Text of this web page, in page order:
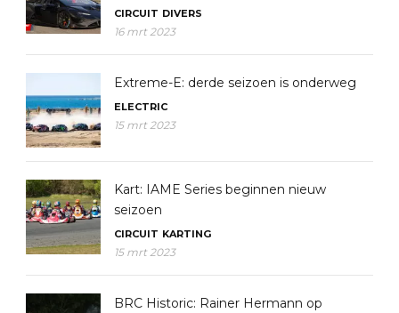
CIRCUIT DIVERS
16 mrt 2023
Extreme-E: derde seizoen is onderweg
ELECTRIC
15 mrt 2023
Kart: IAME Series beginnen nieuw
seizoen
CIRCUIT KARTING
15 mrt 2023
BRC Historic: Rainer Hermann op